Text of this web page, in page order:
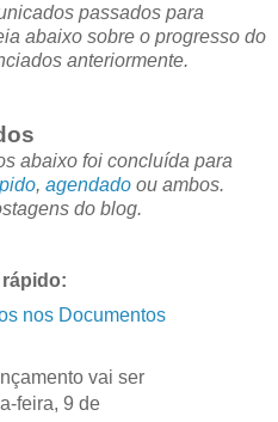
passados para
abaixo sobre o progresso do
anteriormente.
abaixo foi concluída para
, agendado ou ambos.
do blog.
nos Documentos
vai ser
feira, 9 de